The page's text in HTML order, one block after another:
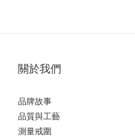
關於我們
品牌故事
品質與工藝
測量戒圍